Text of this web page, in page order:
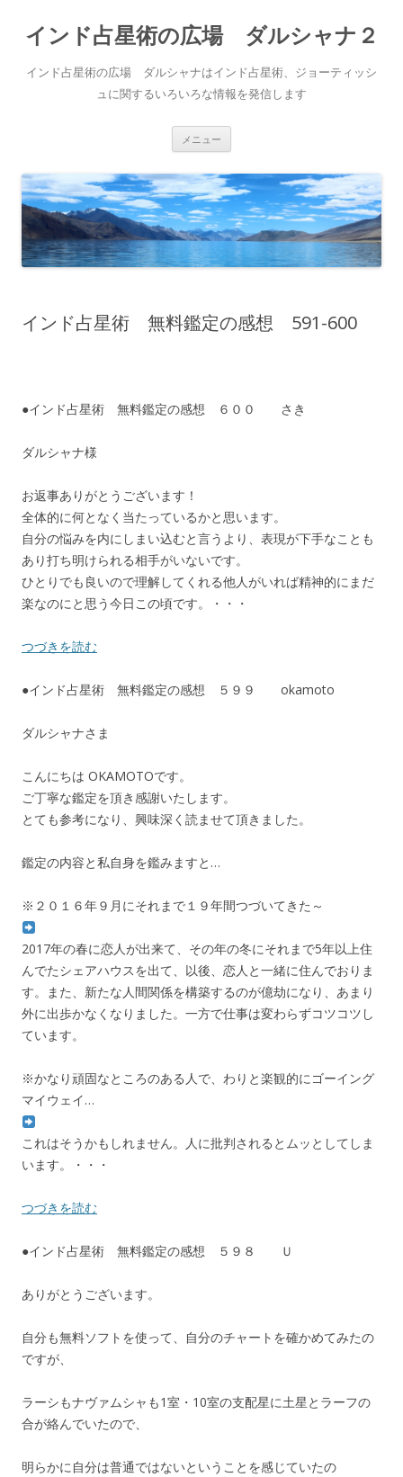
インド占星術の広場 ダルシャナ２
インド占星術の広場 ダルシャナはインド占星術、ジョーティッシ
ュに関するいろいろな情報を発信します
メニュー
ン
ツ
へ
ス
キ
ッ
プ
インド占星術 無料鑑定の感想 591-600
●インド占星術 無料鑑定の感想 ６００ さき
ダルシャナ様
お返事ありがとうございます！
全体的に何となく当たっているかと思います。
自分の悩みを内にしまい込むと言うより、表現が下手なことも
あり打ち明けられる相手がいないです。
ひとりでも良いので理解してくれる他人がいれば精神的にまだ
楽なのにと思う今日この頃です。・・・
つづきを読む
●インド占星術 無料鑑定の感想 ５９９ okamoto
ダルシャナさま
こんにちは OKAMOTOです。
ご丁寧な鑑定を頂き感謝いたします。
とても参考になり、興味深く読ませて頂きました。
鑑定の内容と私自身を鑑みますと…
※２０１６年９月にそれまで１９年間つづいてきた～
2017年の春に恋人が出来て、その年の冬にそれまで5年以上住
んでたシェアハウスを出て、以後、恋人と一緒に住んでおりま
す。また、新たな人間関係を構築するのが億劫になり、あまり
外に出歩かなくなりました。一方で仕事は変わらずコツコツし
ています。
※かなり頑固なところのある人で、わりと楽観的にゴーイング
マイウェイ…
これはそうかもしれません。人に批判されるとムッとしてしま
います。・・・
つづきを読む
●インド占星術 無料鑑定の感想 ５９８ Ｕ
ありがとうございます。
自分も無料ソフトを使って、自分のチャートを確かめてみたの
ですが、
ラーシもナヴァムシャも1室・10室の支配星に土星とラーフの
合が絡んでいたので、
明らかに自分は普通ではないということを感じていたの